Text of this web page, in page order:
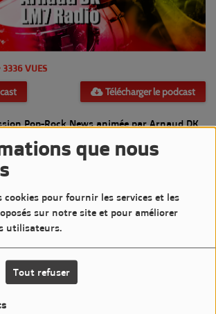
que nous
cookies pour fournir les services et les
sur notre site et pour améliorer
utilisateurs.
Tout refuser
3336 VUES
Télécharger le podcast
Pop-Rock News animée par Arnaud DK
3 Juin 2024 de 20h à 21h sur LM7
vous pour commenter cet article
SE CONNECTER